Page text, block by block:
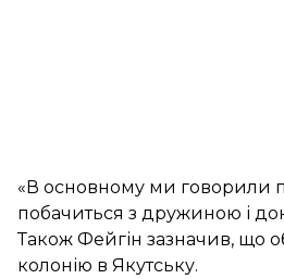
«В основному ми говорили
побачиться з дружиною і
Також Фейгін зазначив, що
колонію в Якутську.